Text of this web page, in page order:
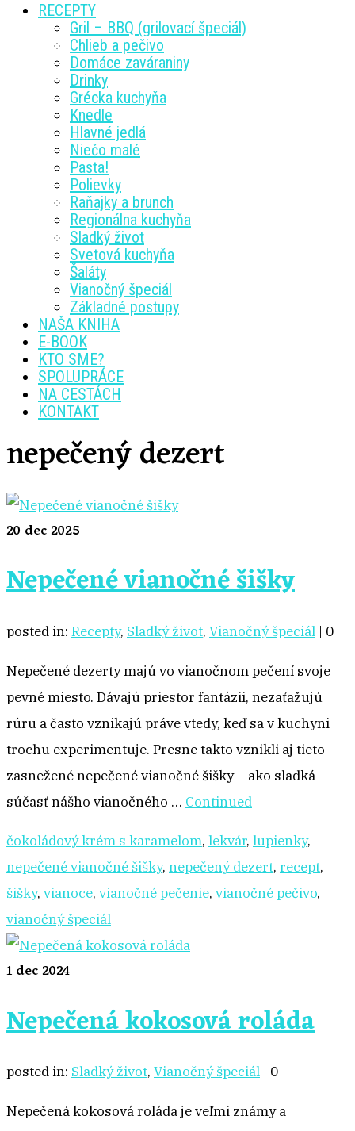
RECEPTY
Gril – BBQ (grilovací špeciál)
Chlieb a pečivo
Domáce zaváraniny
Drinky
Grécka kuchyňa
Knedle
Hlavné jedlá
Niečo malé
Pasta!
Polievky
Raňajky a brunch
Regionálna kuchyňa
Sladký život
Svetová kuchyňa
Šaláty
Vianočný špeciál
Základné postupy
NAŠA KNIHA
E-BOOK
KTO SME?
SPOLUPRÁCE
NA CESTÁCH
KONTAKT
nepečený dezert
20 dec 2025
Nepečené vianočné šišky
posted in: Recepty, Sladký život, Vianočný špeciál | 0
Nepečené dezerty majú vo vianočnom pečení svoje
pevné miesto. Dávajú priestor fantázii, nezaťažujú
rúru a často vznikajú práve vtedy, keď sa v kuchyni
trochu experimentuje. Presne takto vznikli aj tieto
zasnežené nepečené vianočné šišky – ako sladká
súčasť nášho vianočného … Continued
čokoládový krém s karamelom, lekvár, lupienky,
nepečené vianočné šišky, nepečený dezert, recept,
šišky, vianoce, vianočné pečenie, vianočné pečivo,
vianočný špeciál
1 dec 2024
Nepečená kokosová roláda
posted in: Sladký život, Vianočný špeciál | 0
Nepečená kokosová roláda je veľmi známy a